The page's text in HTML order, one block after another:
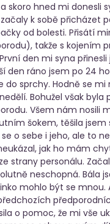
hned mi donesli
k sobě přicházet
od bolesti. Přisátí
takže s kojením
den mi syna
den ráno jsem po 24
sprchy. Hodně se
Bohužel však byla
Všem nám nosili
šokem, těšila
o sebe i jeho, ale to
jak ho mám
strany personálu.
neschopná. Bála
mohlo být se mnou.
o pomoc, že mi vše